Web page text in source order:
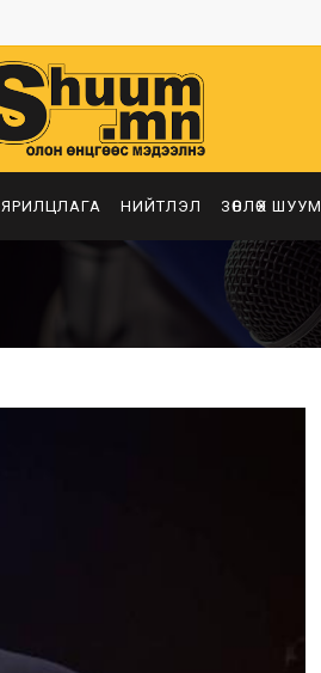
ЯРИЛЦЛАГА НИЙТЛЭЛ ЗӨВЛӨХ ШУУМ